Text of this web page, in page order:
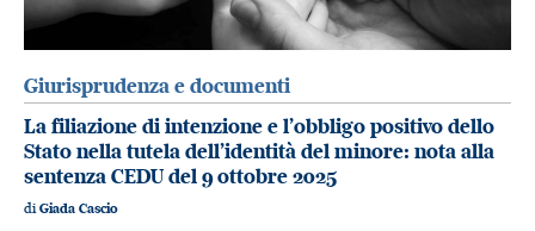
Giurisprudenza e documenti
La filiazione di intenzione e l’obbligo positivo dello
Stato nella tutela dell’identità del minore: nota alla
sentenza CEDU del 9 ottobre 2025
di Giada Cascio